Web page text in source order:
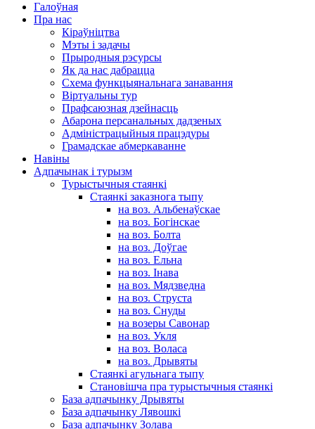
Галоўная
Пра нас
Кіраўніцтва
Мэты і задачы
Прыродныя рэсурсы
Як да нас дабрацца
Схема функцыянальнага занавання
Віртуальны тур
Прафсаюзная дзейнасць
Абарона персанальных дадзеных
Адміністрацыйныя працэдуры
Грамадскае абмеркаванне
Навіны
Адпачынак і турызм
Турыстычныя стаянкі
Стаянкі заказнога тыпу
на воз. Альбенаўскае
на воз. Богінскае
на воз. Болта
на воз. Доўгае
на воз. Ельна
на воз. Інава
на воз. Мядзведна
на воз. Струста
на воз. Снуды
на возеры Савонар
на воз. Укля
на воз. Воласа
на воз. Дрывяты
Стаянкі агульнага тыпу
Становішча пра турыстычныя стаянкі
База адпачынку Дрывяты
База адпачынку Лявошкі
База адпачынку Золава